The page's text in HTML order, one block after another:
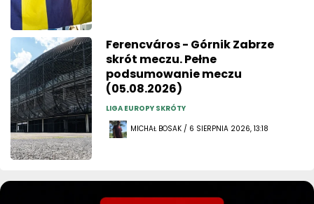
Ferencváros - Górnik Zabrze
skrót meczu. Pełne
podsumowanie meczu
(05.08.2026)
LIGA EUROPY SKRÓTY
MICHAŁ BOSAK / 6 SIERPNIA 2026, 13:18